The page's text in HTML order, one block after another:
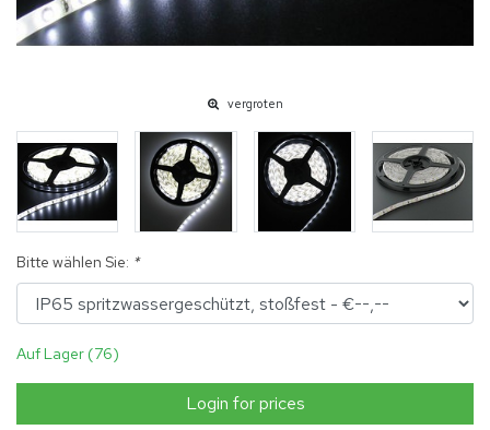
vergroten
Bitte wählen Sie: *
Auf Lager (76)
Login for prices